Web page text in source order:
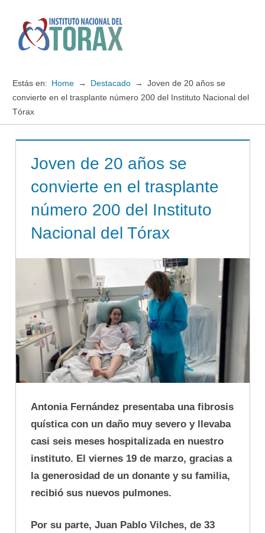
contenido
Instituto
del
TORAX
Estás en: Home Destacado
Joven de 20 años se
convierte en el trasplante número 200 del Instituto Nacional del
Tórax
Joven de 20 años se
convierte en el trasplante
número 200 del Instituto
Nacional del Tórax
Antonia Fernández presentaba una fibrosis
quística con un daño muy severo y llevaba
casi seis meses hospitalizada en nuestro
instituto. El viernes 19 de marzo, gracias a
la generosidad de un donante y su familia,
recibió sus nuevos pulmones.
Por su parte, Juan Pablo Vilches, de 33